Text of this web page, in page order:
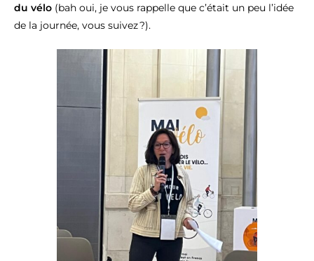
du vélo (bah oui, je vous rappelle que c’était un peu l’idée
de la journée, vous suivez ?).